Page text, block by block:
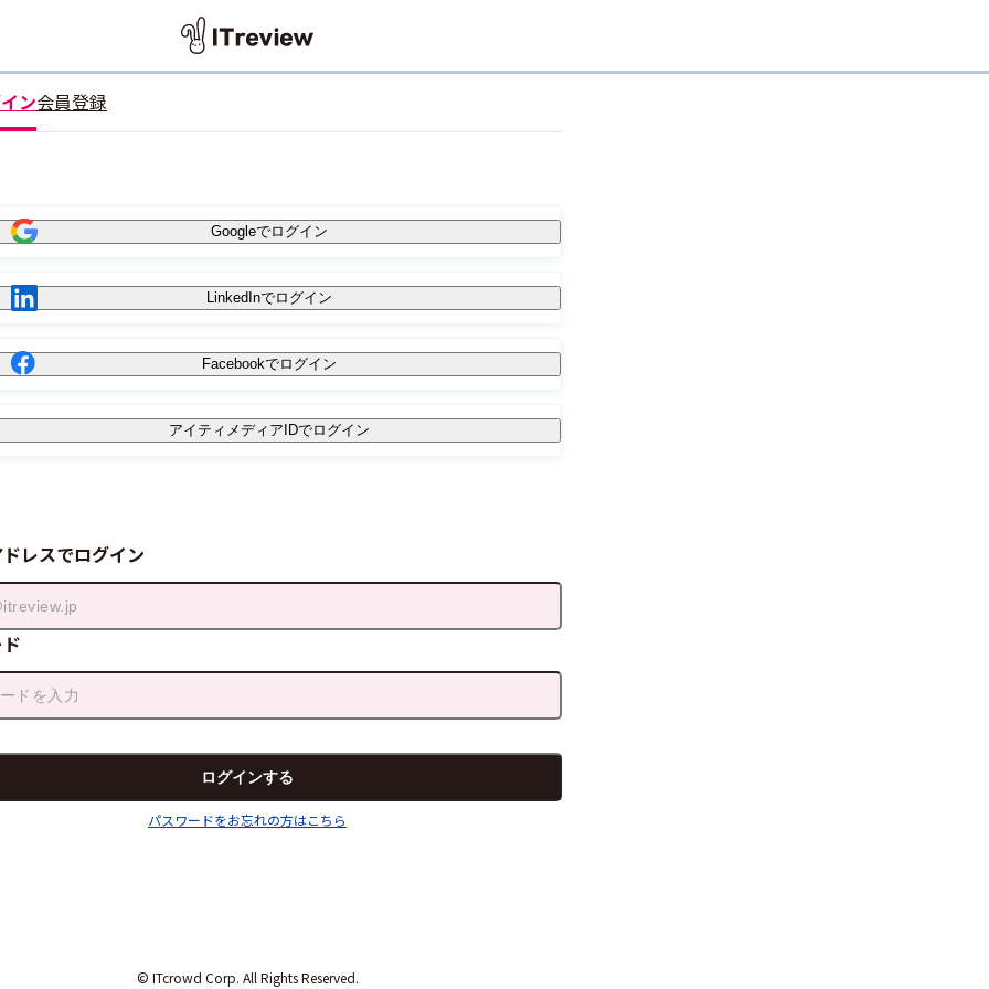
ン会員登録
Googleでログイン
LinkedInでログイン
Facebookでログイン
アイティメディアIDでログイン
レスでログイン
パスワードをお忘れの方はこちら
© ITcrowd Corp. All Rights Reserved.